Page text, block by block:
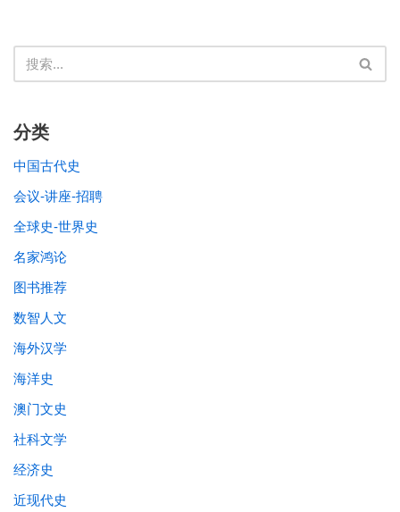
分类
中国古代史
会议-讲座-招聘
全球史-世界史
名家鸿论
图书推荐
数智人文
海外汉学
海洋史
澳门文史
社科文学
经济史
近现代史